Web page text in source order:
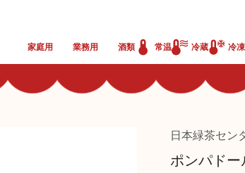
家庭用 業務用 酒類 常温 冷蔵 冷凍
日本緑茶セン
ポンパドー